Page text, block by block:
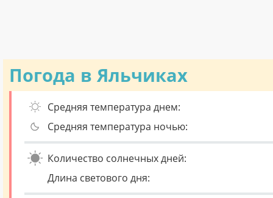
Погода в Яльчиках
Средняя температура днем:
Средняя температура ночью:
Количество солнечных дней:
Длина светового дня: